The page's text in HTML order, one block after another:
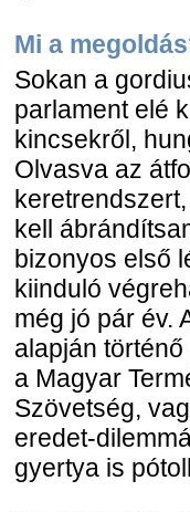
Mi a
Sokan a
parlament elé
kincsekről,
Olvasva az
kell
bizonyos első
kiinduló
még jó pár év.
alapján
a Magyar
Szövetség,
eredet-
gyertya is